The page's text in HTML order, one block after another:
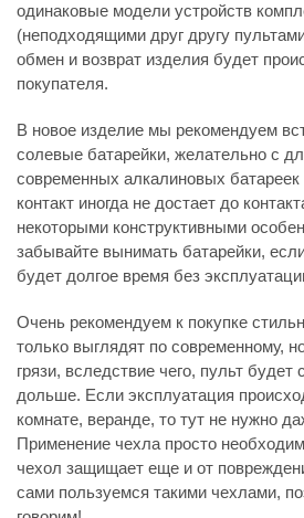
одинаковые модели устройств
(неподходящими друг другу
обмен и возврат изделия будет
покупателя.
В новое изделие мы рекомендуем
солевые батарейки, желательно с
современных алкалиновых батареек
контакт иногда не достает до
некоторыми конструктивными
забывайте вынимать батарейки,
будет долгое время без
Очень рекомендуем к покупке
только выглядят по современному,
грязи, вследствие чего, пульт будет
дольше. Если эксплуатация
комнате, веранде, то тут не нужно
Применение чехла просто
чехол защищает еще и от
сами пользуемся такими чехлами,